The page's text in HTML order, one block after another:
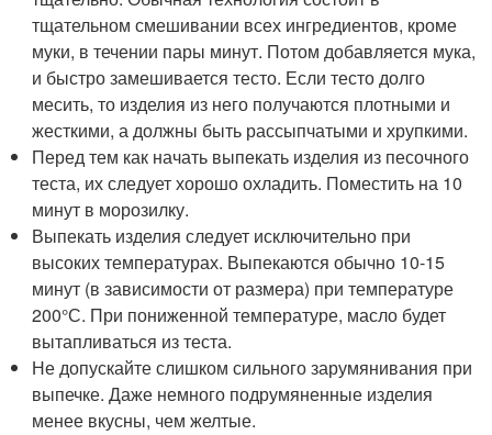
тщательном смешивании всех ингредиентов, кроме
муки, в течении пары минут. Потом добавляется мука,
и быстро замешивается тесто. Если тесто долго
месить, то изделия из него получаются плотными и
жесткими, а должны быть рассыпчатыми и хрупкими.
Перед тем как начать выпекать изделия из песочного
теста, их следует хорошо охладить. Поместить на 10
минут в морозилку.
Выпекать изделия следует исключительно при
высоких температурах. Выпекаются обычно 10-15
минут (в зависимости от размера) при температуре
200°С. При пониженной температуре, масло будет
вытапливаться из теста.
Не допускайте слишком сильного зарумянивания при
выпечке. Даже немного подрумяненные изделия
менее вкусны, чем желтые.